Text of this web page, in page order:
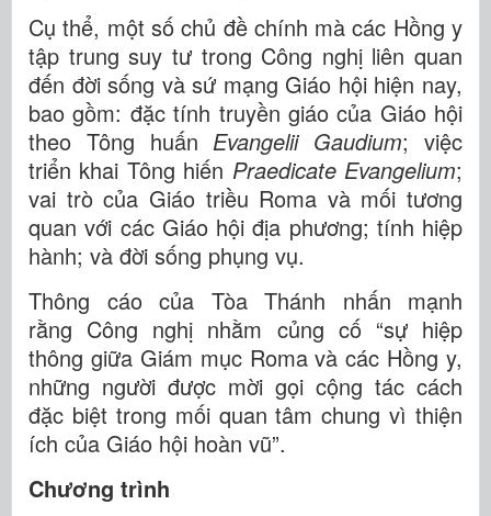
Cụ thể, một số chủ đề chính mà các Hồng y
tập trung suy tư trong Công nghị liên quan
đến đời sống và sứ mạng Giáo hội hiện nay,
bao gồm: đặc tính truyền giáo của Giáo hội
theo Tông huấn Evangelii Gaudium; việc
triển khai Tông hiến Praedicate Evangelium;
vai trò của Giáo triều Roma và mối tương
quan với các Giáo hội địa phương; tính hiệp
hành; và đời sống phụng vụ.
Thông cáo của Tòa Thánh nhấn mạnh
rằng Công nghị nhằm củng cố “sự hiệp
thông giữa Giám mục Roma và các Hồng y,
những người được mời gọi cộng tác cách
đặc biệt trong mối quan tâm chung vì thiện
ích của Giáo hội hoàn vũ”.
Chương trình